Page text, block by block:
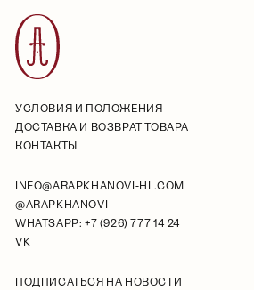
УСЛОВИЯ И ПОЛОЖЕНИЯ
ДОСТАВКА И ВОЗВРАТ ТОВАРА
КОНТАКТЫ
INFO@ARAPKHANOVI-HL.COM
@ARAPKHANOVI
WHATSAPP: +7 (926) 777 14 24
VK
ПОДПИСАТЬСЯ НА НОВОСТИ